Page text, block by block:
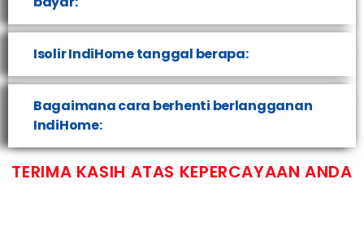
Isolir IndiHome tanggal berapa:
Bagaimana cara berhenti berlangganan
IndiHome:
TERIMA KASIH ATAS KEPERCAYAAN ANDA